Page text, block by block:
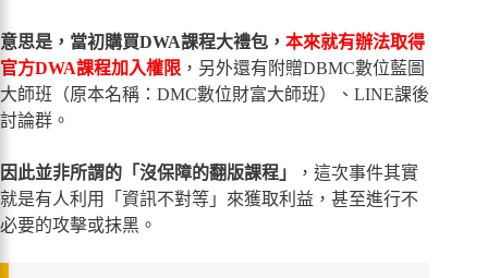
意思是，當初購買DWA課程大禮包， 本來就有辦法取得
官方DWA課程加入權限 ，另外還有附贈DBMC數位藍圖
大師班（原本名稱：DMC數位財富大師班）、LINE課後
討論群。
因此並非所謂的「沒保障的翻版課程」
，這次事件其實
就是有人利用「資訊不對等」來獲取利益，甚至進行不
必要的攻擊或抹黑。